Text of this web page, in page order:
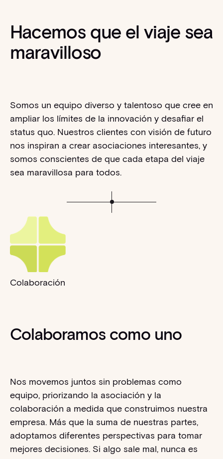
Hacemos que el viaje sea
maravilloso
Somos un equipo diverso y talentoso que cree en
ampliar los límites de la innovación y desafiar el
status quo. Nuestros clientes con visión de futuro
nos inspiran a crear asociaciones interesantes, y
somos conscientes de que cada etapa del viaje
sea maravillosa para todos.
Colaboración
Colaboramos como uno
Nos movemos juntos sin problemas como
equipo, priorizando la asociación y la
colaboración a medida que construimos nuestra
empresa. Más que la suma de nuestras partes,
adoptamos diferentes perspectivas para tomar
mejores decisiones. Si algo sale mal, nunca es